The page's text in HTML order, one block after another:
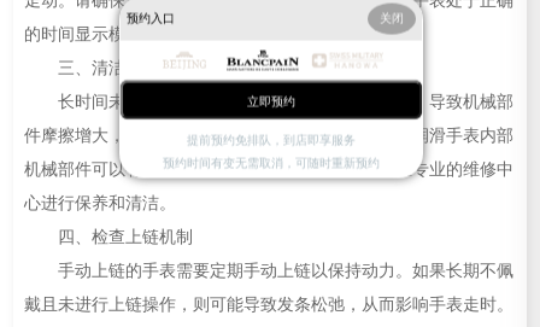
的时间显示模式。
三、清洁和润滑
长时间未佩戴的手表内部可能积累了灰尘或污垢，导致机械部
件摩擦增大，从而影响手表的正常运转。定期清洁并润滑手表内部
机械部件可以有效解决这一问题。建议您将手表送至专业的维修中
心进行保养和清洁。
四、检查上链机制
手动上链的手表需要定期手动上链以保持动力。如果长期不佩
戴且未进行上链操作，则可能导致发条松弛，从而影响手表走时。
预约入口 关闭
立即预约
提前预约免排队，到店即享服务
预约时间有变无需取消，可随时重新预约